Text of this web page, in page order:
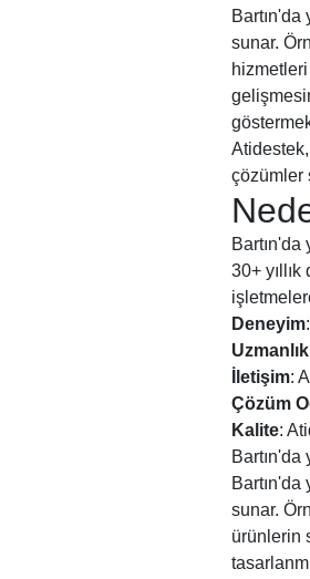
sunar.
çözümler
Bartın'da
30+
Deneyim
Uzmanlık
İletişim:
Çözüm
Kalite:
Bartın'da
sunar.
ürünlerin